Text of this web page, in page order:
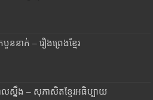
នាក់ – រឿងព្រេងខ្មែរ
លស្នឹង – សុភាសិតខ្មែរអធិប្បាយ